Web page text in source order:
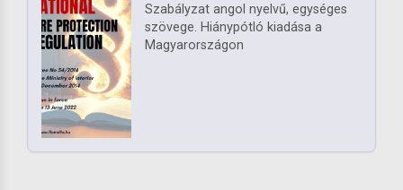
Szabályzat angol nyelvű, egységes
szövege. Hiánypótló kiadása a
Magyarországon